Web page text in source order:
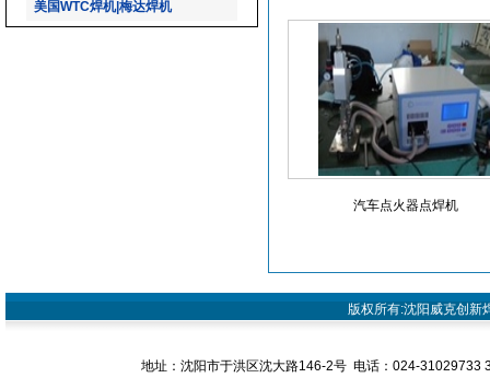
美国WTC焊机|梅达焊机
汽车点火器点焊机
版权所有:沈阳威克创
地址：沈阳市于洪区沈大路146-2号 电话：024-